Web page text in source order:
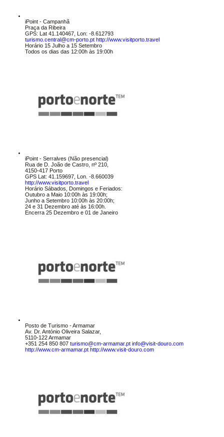
iPoint - Campanhã
Praça da Ribeira
GPS: Lat 41.140467, Lon: -8.612793
turismo.central@cm-porto.pt http://www.visitporto.travel
Horário 15 Julho a 15 Setembro
Todos os dias das 12:00h às 19:00h
iPoint - Serralves (Não presencial)
Rua de D. João de Castro, nº 210,
4150-417 Porto
GPS Lat: 41.159697, Lon. -8.660039
http://www.visitporto.travel
Horário Sábados, Domingos e Feriados:
Outubro a Maio 10:00h às 19:00h;
Junho a Setembro 10:00h às 20:00h;
24 e 31 Dezembro até às 16:00h.
Encerra 25 Dezembro e 01 de Janeiro
Posto de Turismo - Armamar
Av. Dr. António Oliveira Salazar,
5110-122 Armamar
+351 254 850 807 turismo@cm-armamar.pt info@visit-douro.com
http://www.cm-armamar.pt http://www.visit-douro.com